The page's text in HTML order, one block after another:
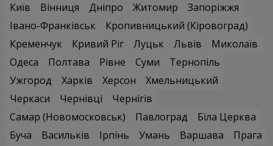
Київ
Вінниця Дніпро Житомир
Запоріжжя
Івано-Франківськ
Кропивницький (Кіровоград)
Кременчук
Кривий Ріг Луцьк Львів
Миколаїв
Одеса
Полтава Рівне Суми
Тернопіль
Ужгород
Харків Херсон
Хмельницький
Черкаси
Чернівці
Чернігів
Самар (Новомосковськ)
Павлоград
Біла Церква
Буча
Васильків Ірпінь Умань Варшава
Прага